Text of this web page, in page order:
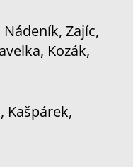
Zajíc,
Kozák,
Kašpárek,